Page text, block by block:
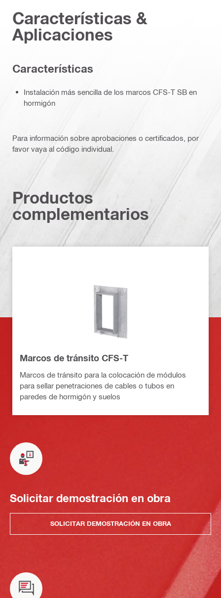
Características &
Aplicaciones
Características
Instalación más sencilla de los marcos CFS-T SB en
hormigón
Para información sobre aprobaciones o certificados, por
favor vaya al código individual.
Productos
complementarios
Marcos de tránsito CFS-T
Marcos de tránsito para la colocación de módulos
para sellar penetraciones de cables o tubos en
paredes de hormigón y suelos
Solicitar demostración en obra
SOLICITAR DEMOSTRACIÓN EN OBRA